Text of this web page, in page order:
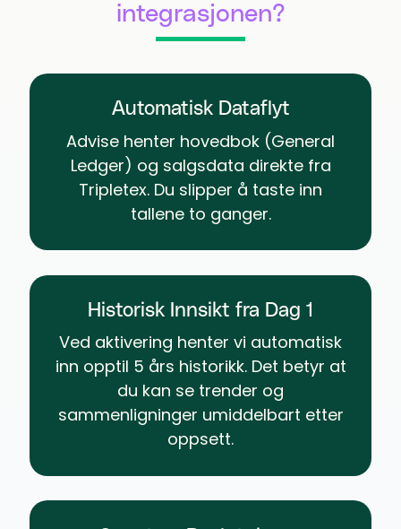
integrasjonen?
Automatisk Dataflyt
Advise henter hovedbok (General
Ledger) og salgsdata direkte fra
Tripletex. Du slipper å taste inn
tallene to ganger.
Historisk Innsikt fra Dag 1
Ved aktivering henter vi automatisk
inn opptil 5 års historikk. Det betyr at
du kan se trender og
sammenligninger umiddelbart etter
oppsett.